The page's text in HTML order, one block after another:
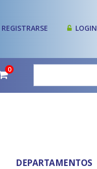
REGISTRARSE LOGIN
0
DEPARTAMENTOS